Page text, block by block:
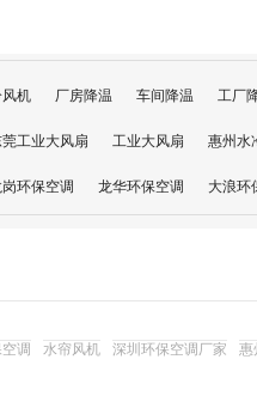
机 厂房降温 车间降温 工厂
莞工业大风扇 工业大风扇 惠州水
环保空调 龙华环保空调 大浪环
调 水帘风机 深圳环保空调厂家 惠